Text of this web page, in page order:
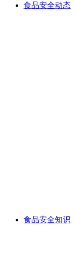
食品安全动态
食品安全知识